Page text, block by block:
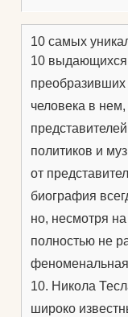
10 самых
10 выдающихся
человека в
политиков и
от
биография
но, несмотря
полностью не
10. Никола
широко